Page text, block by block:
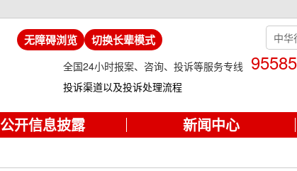
无障碍浏览 切换长辈模式
全国24小时报案、咨询、投诉等服务专线 95585
投诉渠道以及投诉处理流程
公开信息披露 新闻中心